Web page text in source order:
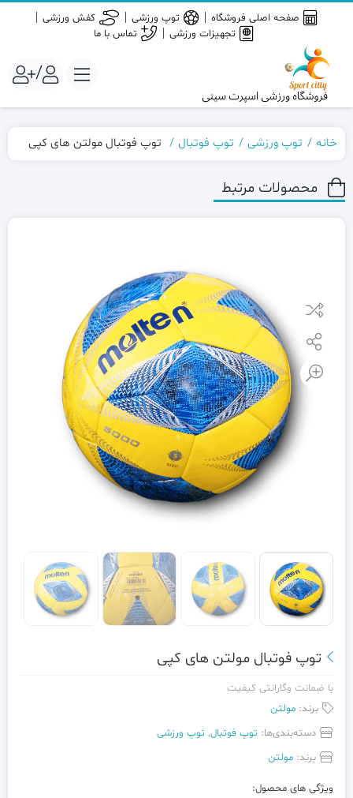
صفحه اصلی فروشگاه توپ ورزشی
کفش ورزشی
تجهیزات ورزشی
تماس با ما
/
خانه توپ ورزشی توپ فوتبال توپ فوتبال مولتن های کپی
محصولات مرتبط
توپ فوتبال مولتن های کپی
با ضمانت وگارانتی کیفیت
برند: مولتن
دسته‌بندی‌ها: توپ فوتبال, توپ ورزشی
برند: مولتن
ویژگی های محصول: